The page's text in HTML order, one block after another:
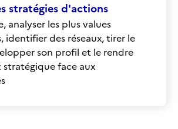
stratégies d'actions
analyser les plus values
identifier des réseaux, tirer le
son profil et le rendre
face aux